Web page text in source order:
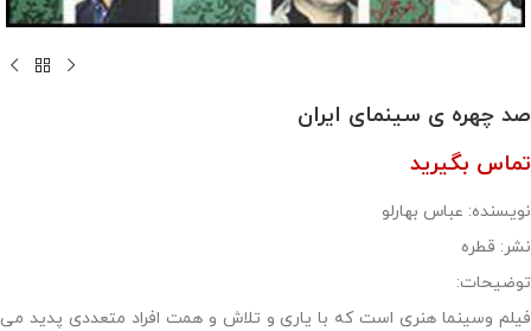
صد چهره ی سینمای ایران
تماس بگیرید
نویسنده: عباس بهارلو
نشر: قطره
توضیحات:
فیلم وسینما هنری است که با یاری و تلاش و همت افراد متعددی پدید می